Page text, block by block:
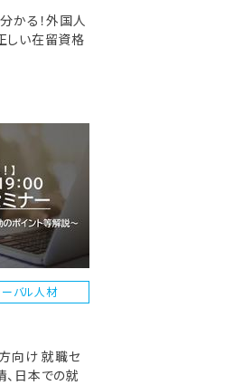
かる！外国人
しい在留資格
バル人材
向け 就職セ
日本での就